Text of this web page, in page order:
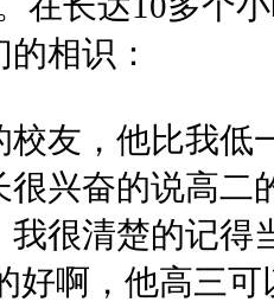
相识：
校友，他比我低
很兴奋的说高二
我很清楚的记得
好啊，他高三